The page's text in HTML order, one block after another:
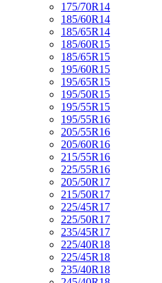
175/70R14
185/60R14
185/65R14
185/60R15
185/65R15
195/60R15
195/65R15
195/50R15
195/55R15
195/55R16
205/55R16
205/60R16
215/55R16
225/55R16
205/50R17
215/50R17
225/45R17
225/50R17
235/45R17
225/40R18
225/45R18
235/40R18